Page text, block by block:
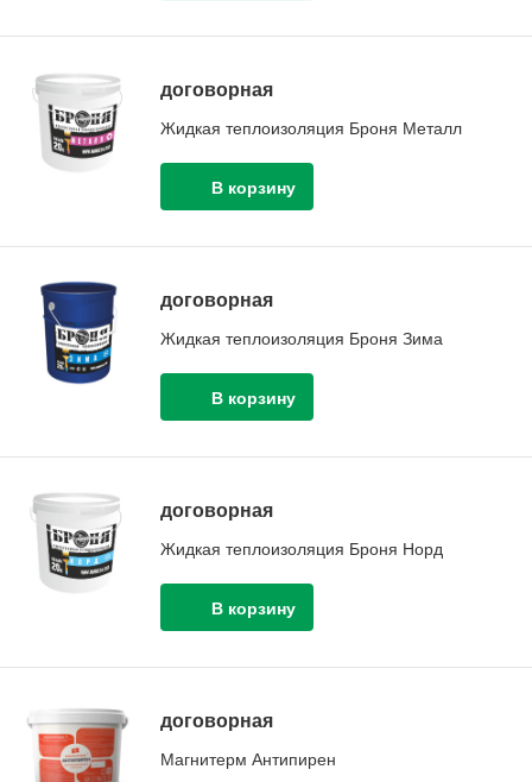
договорная
Жидкая теплоизоляция Броня Металл
договорная
Жидкая теплоизоляция Броня Зима
договорная
Жидкая теплоизоляция Броня Норд
договорная
Магнитерм Антипирен